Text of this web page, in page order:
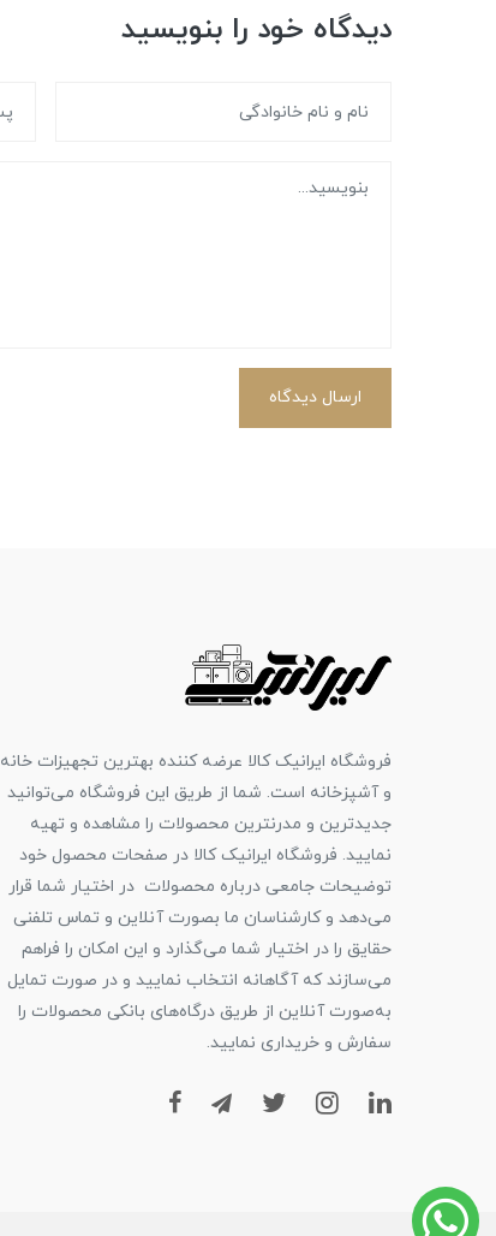
دیدگاه خود را بنویسید
ارسال دیدگاه
فروشگاه ایرانیک کالا عرضه کننده بهترین تجهیزات خانه
و آشپزخانه است. شما از طریق این فروشگاه می‌توانید
جدیدترین و مدرنترین محصولات را مشاهده و تهیه
نمایید. فروشگاه ایرانیک کالا در صفحات محصول خود
توضیحات جامعی درباره محصولات در اختیار شما قرار
می‌دهد و کارشناسان ما بصورت آنلاین و تماس تلفنی
حقایق را در اختیار شما می‌گذارد و این امکان را فراهم
می‌سازند که آگاهانه انتخاب نمایید و در صورت تمایل
به‌صورت آنلاین از طریق درگاه‌های بانکی محصولات را
سفارش و خریداری نمایید.